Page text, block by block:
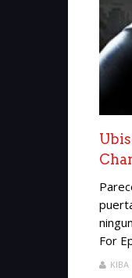
For
KIBA